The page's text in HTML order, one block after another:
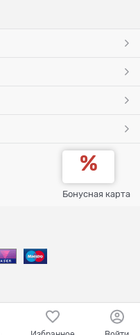
Бонусная карта